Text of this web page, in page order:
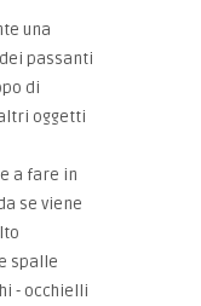
una
passanti
di
oggetti
a fare in
se viene
spalle
- occhielli